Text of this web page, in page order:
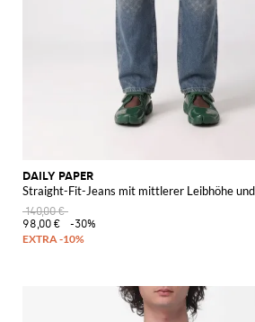
DAILY PAPER
Straight-Fit-Jeans mit mittlerer Leibhöhe
140,00 €
98,00 €
-30%